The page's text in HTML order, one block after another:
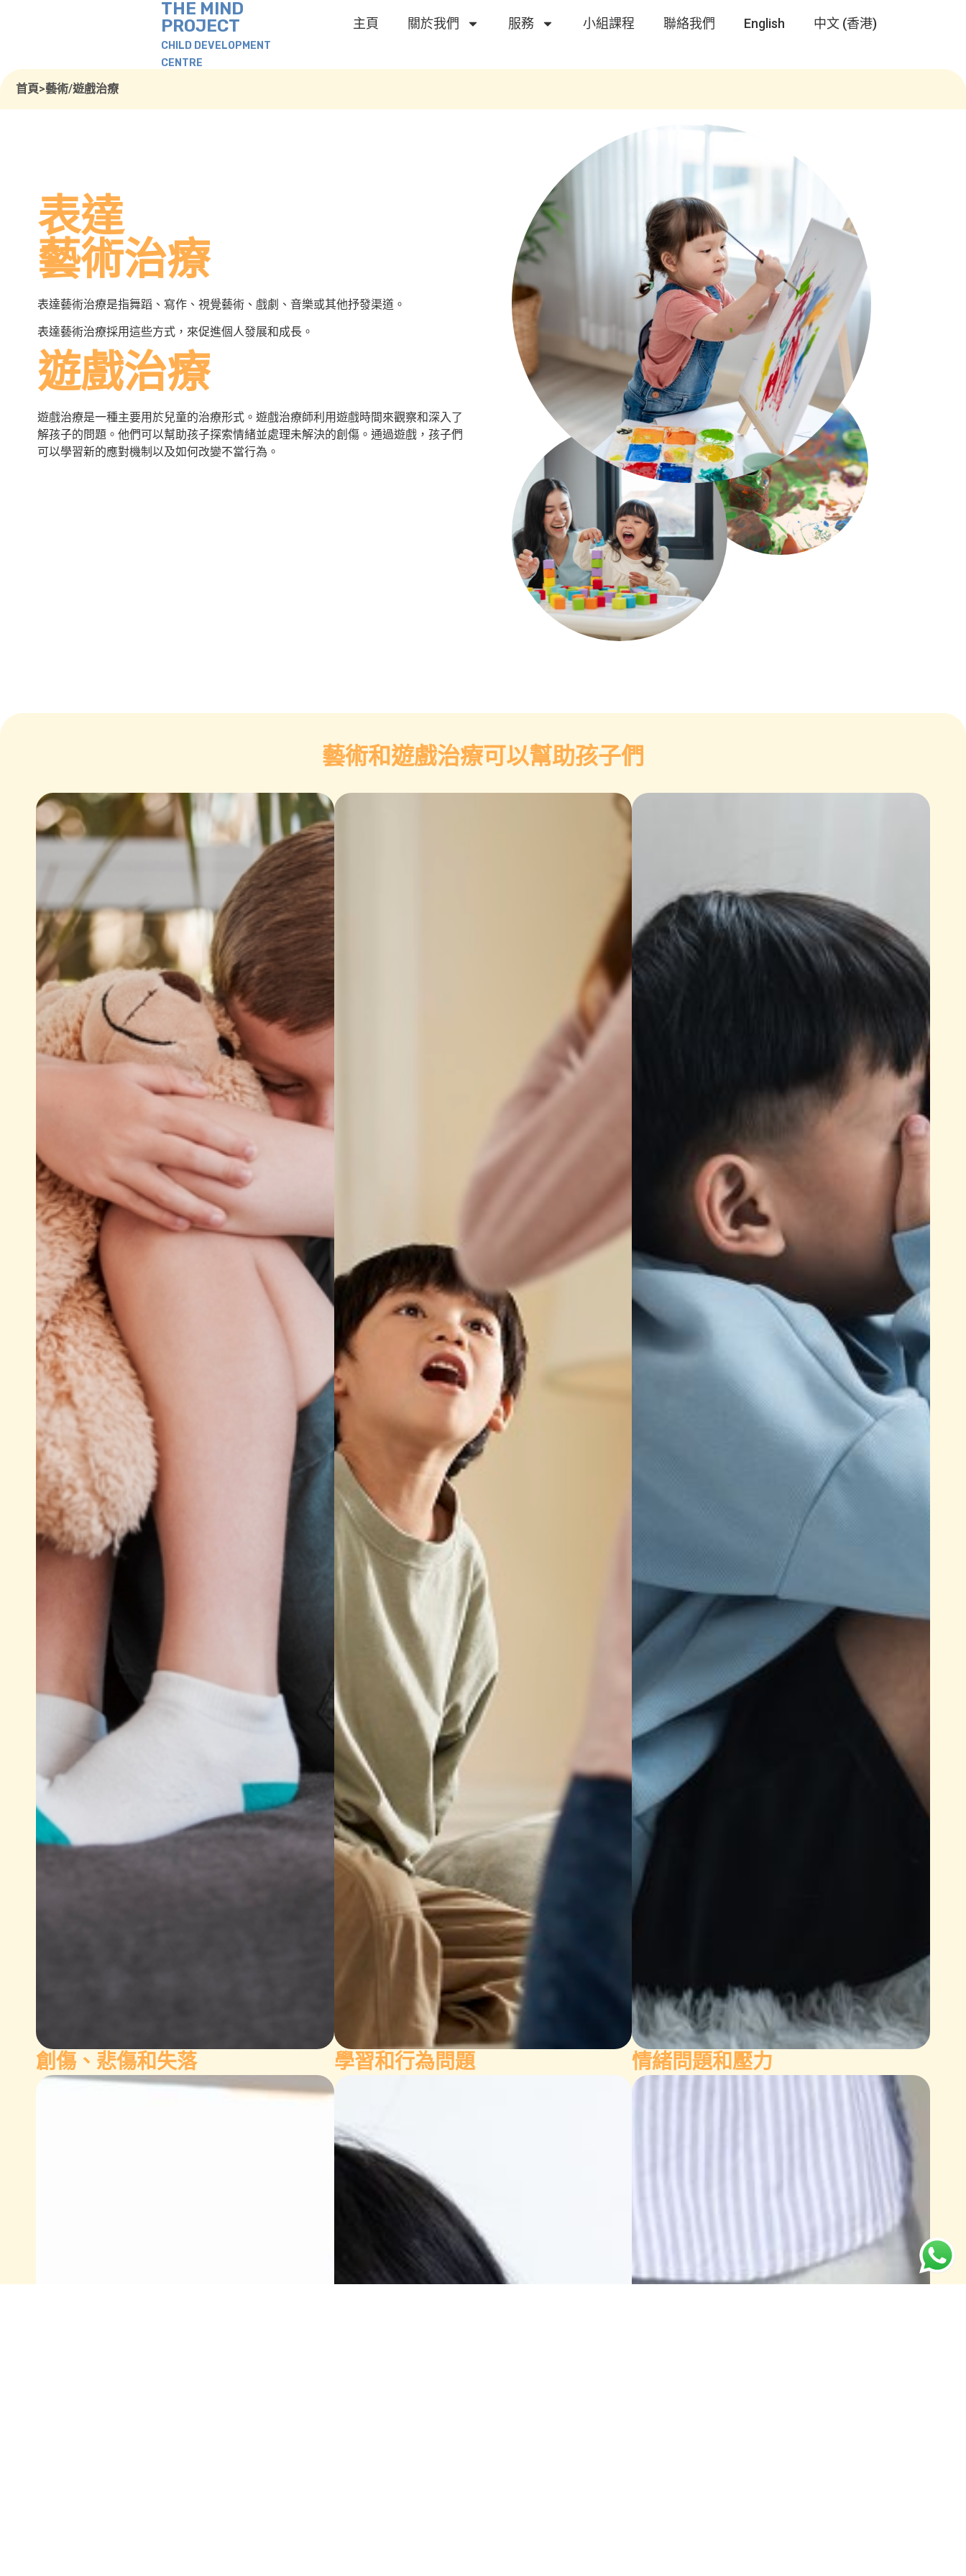
THE MIND
PROJECT
CHILD DEVELOPMENT
CENTRE
主頁 關於我們 服務 小組課程 聯絡我們 English 中文 (香港)
首頁>藝術/遊戲治療
表達
藝術治療
表達藝術治療是指舞蹈、寫作、視覺藝術、戲劇、音樂或其他抒發渠道。
表達藝術治療採用這些方式，來促進個人發展和成長。
遊戲治療
遊戲治療是一種主要用於兒童的治療形式。遊戲治療師利用遊戲時間來觀察和深入了
解孩子的問題。他們可以幫助孩子探索情緒並處理未解決的創傷。通過遊戲，孩子們
可以學習新的應對機制以及如何改變不當行為。
藝術和遊戲治療可以幫助孩子們
創傷、悲傷和失落 學習和行為問題 情緒問題和壓力